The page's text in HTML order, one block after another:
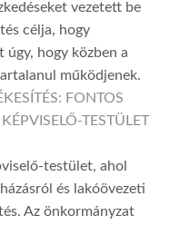
vezetett be
célja, hogy
úgy, hogy közben a
működjenek.
FONTOS
TESTÜLET
testület, ahol
és lakóövezeti
Az önkormányzat